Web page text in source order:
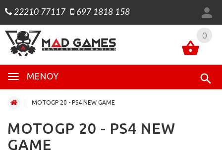
22210 77117 697 1818 158
0
ΜΕΝΟΎ
0
MOTOGP 20 - PS4 NEW GAME
MOTOGP 20 - PS4 NEW
GAME